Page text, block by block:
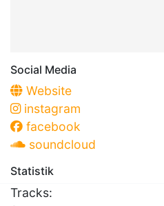
Social Media
Website
instagram
facebook
soundcloud
Statistik
Tracks: